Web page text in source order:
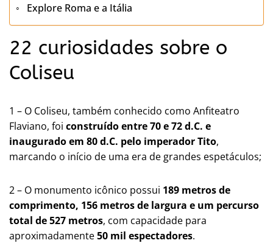
Explore Roma e a Itália
22 curiosidades sobre o
Coliseu
1 – O Coliseu, também conhecido como Anfiteatro
Flaviano, foi construído entre 70 e 72 d.C. e
inaugurado em 80 d.C. pelo imperador Tito,
marcando o início de uma era de grandes espetáculos​​;
2 – O monumento icônico possui 189 metros de
comprimento, 156 metros de largura e um percurso
total de 527 metros, com capacidade para
aproximadamente50 mil espectadores.